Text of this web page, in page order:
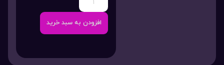
افزودن به سبد خرید